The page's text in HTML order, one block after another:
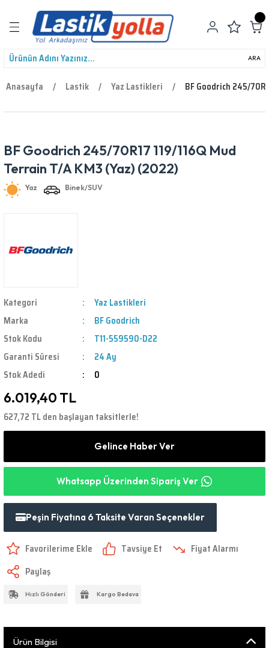
Geri Dön
ARA
Anasayfa Lastik Yaz Lastikleri BF Goodrich 245/
BF Goodrich 245/70R17 119/116Q Mud
Terrain T/A KM3 (Yaz) (2022)
Yaz Binek/SUV
Kategori
Yaz Lastikleri
Marka
BF Goodrich
Stok Kodu
T11-559590-D22
Garanti Süresi
24 Ay
Stok Adedi
0
6.019,40 TL
627,72 TL den başlayan taksitlerle!
Gelince Haber Ver
Whatsapp Üzerinden Sipariş Ver
Peşin Fiyatına 6 Taksite Varan Seçenekler
Tavsiye Et
Fiyat Alarmı
Paylaş
Hızlı Gönderi Kargo Bedava
Ürün Bilgisi